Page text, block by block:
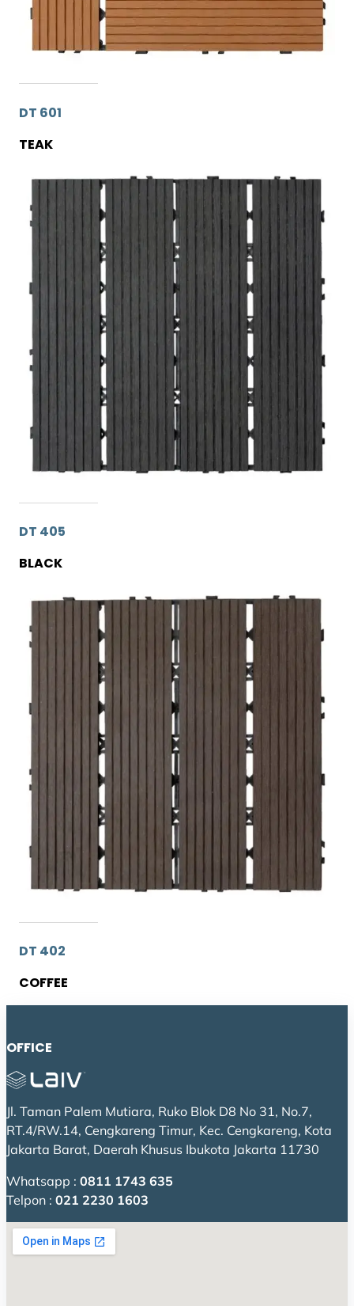
DT 601
TEAK
DT 405
BLACK
DT 402
COFFEE
OFFICE
Jl. Taman Palem Mutiara, Ruko Blok D8 No 31, No.7,
RT.4/RW.14, Cengkareng Timur, Kec. Cengkareng, Kota
Jakarta Barat, Daerah Khusus Ibukota Jakarta 11730
Whatsapp : 0811 1743 635
Telpon : 021 2230 1603